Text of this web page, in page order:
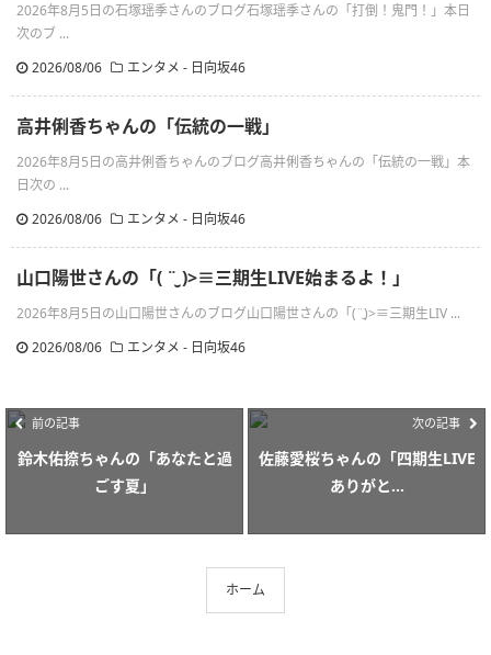
2026年8月5日の石塚瑶季さんのブログ石塚瑶季さんの「打倒！鬼門！」本日
次のブ ...
2026/08/06
エンタメ - 日向坂46
高井俐香ちゃんの「伝統の一戦」
2026年8月5日の高井俐香ちゃんのブログ高井俐香ちゃんの「伝統の一戦」本
日次の ...
2026/08/06
エンタメ - 日向坂46
山口陽世さんの「( ¨̮ )>≡三期生LIVE始まるよ！」
2026年8月5日の山口陽世さんのブログ山口陽世さんの「(¨̮)>≡三期生LIV ...
2026/08/06
エンタメ - 日向坂46
前の記事
鈴木佑捺ちゃんの「あなたと過
ごす夏」
次の記事
佐藤愛桜ちゃんの「四期生LIVE
ありがと...
ホーム